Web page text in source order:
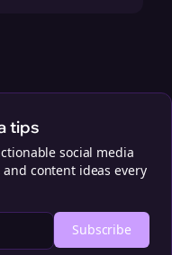
tips
social media
content ideas every
Subscribe